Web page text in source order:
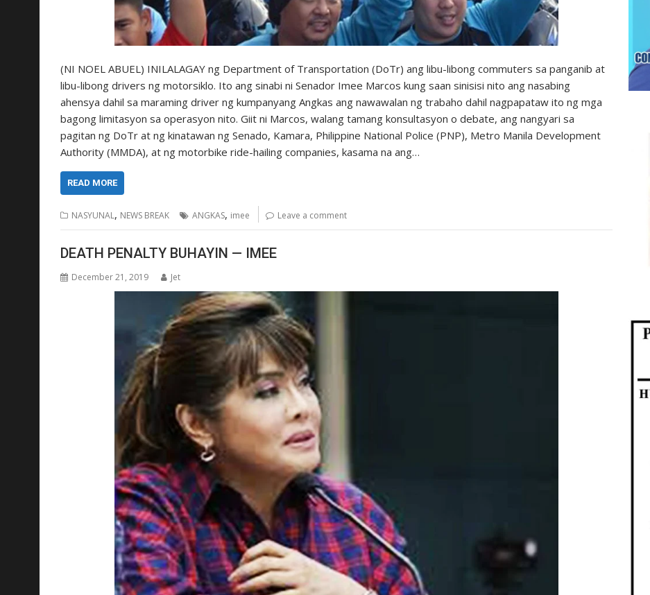
(NI NOEL ABUEL) INILALAGAY ng Department of Transportation (DoTr) ang libu-libong commuters sa panganib at
libu-libong drivers ng motorsiklo. Ito ang sinabi ni Senador Imee Marcos kung saan sinisisi nito ang nasabing
ahensya dahil sa maraming driver ng kumpanyang Angkas ang nawawalan ng trabaho dahil nagpapataw ito ng mga
bagong limitasyon sa operasyon nito. Giit ni Marcos, walang tamang konsultasyon o debate, ang nangyari sa
pagitan ng DoTr at ng kinatawan ng Senado, Kamara, Philippine National Police (PNP), Metro Manila Development
Authority (MMDA), at ng motorbike ride-hailing companies, kasama na ang…
READ MORE
NASYUNAL, NEWS BREAK ANGKAS, imee Leave a comment
DEATH PENALTY BUHAYIN — IMEE
December 21, 2019 Jet